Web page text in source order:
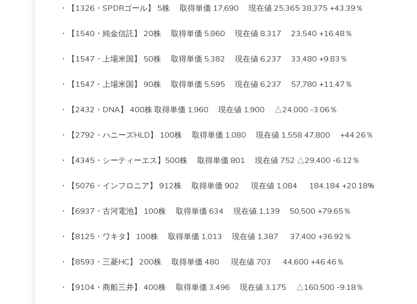
・【1326・SPDRゴール】 5株 取得単価 17,690 現在値 25,365 38,375 +43.39％
・【1540・純金信託】 20株 取得単価 5,860 現在値 8,317 23,540 +16.48％
・【1547・上場米国】 50株 取得単価 5,382 現在値 6,237 33,480 +9.83％
・【1547・上場米国】 90株 取得単価 5,595 現在値 6,237 57,780 +11.47％
・【2432・DNA】 400株 取得単価 1,960 現在値 1,900 △24,000 -3.06％
・【2792・ハニーズHLD】 100株 取得単価 1,080 現在値 1,558 47,800 +44.26％
・【4345・シーティーエス】500株 取得単価 801 現在値 752 △29,400 -6.12％
・【5076・インフロニア】 912株 取得単価 902 現在値 1,084 184,184 +20.18%
・【6937・古河電池】 100株 取得単価 634 現在値 1,139 50,500 +79.65％
・【8125・ワキタ】 100株 取得単価 1,013 現在値 1,387 37,400 +36.92％
・【8593・三菱HC】 200株 取得単価 480 現在値 703 44,600 +46.46％
・【9104・商船三井】 400株 取得単価 3,496 現在値 3,175 △160,500 -9.18％